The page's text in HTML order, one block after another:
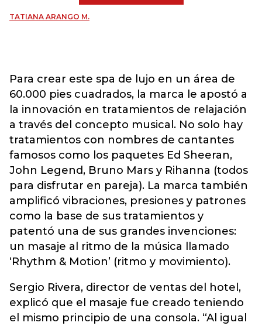
TATIANA ARANGO M.
Para crear este spa de lujo en un área de
60.000 pies cuadrados, la marca le apostó a
la innovación en tratamientos de relajación
a través del concepto musical. No solo hay
tratamientos con nombres de cantantes
famosos como los paquetes Ed Sheeran,
John Legend, Bruno Mars y Rihanna (todos
para disfrutar en pareja). La marca también
amplificó vibraciones, presiones y patrones
como la base de sus tratamientos y
patentó una de sus grandes invenciones:
un masaje al ritmo de la música llamado
‘Rhythm & Motion’ (ritmo y movimiento).
Sergio Rivera, director de ventas del hotel,
explicó que el masaje fue creado teniendo
el mismo principio de una consola. “Al igual